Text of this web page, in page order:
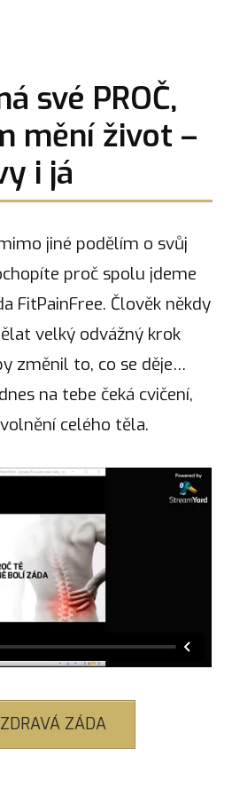
své PROČ,
mění život –
i já
jiné podělím o svůj
proč spolu jdeme
FitPainFree. Člověk někdy
velký odvážný krok
změnil to, co se děje…
na tebe čeká cvičení,
celého těla.
ZÁDA